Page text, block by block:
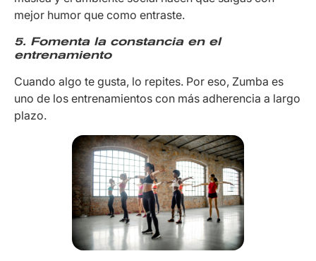
mejor humor que como entraste.
5. Fomenta la constancia en el
entrenamiento
Cuando algo te gusta, lo repites. Por eso, Zumba es
uno de los entrenamientos con más adherencia a largo
plazo.